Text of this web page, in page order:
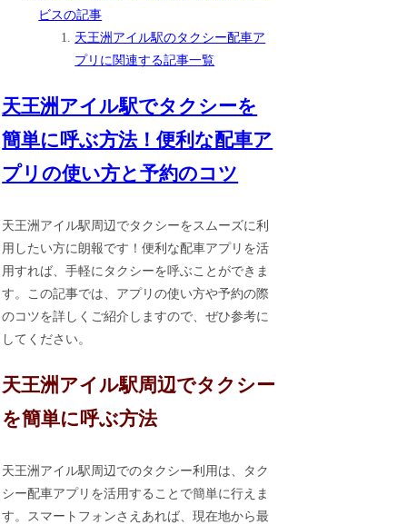
ビスの記事
天王洲アイル駅のタクシー配車ア
プリに関連する記事一覧
天王洲アイル駅でタクシーを
簡単に呼ぶ方法！便利な配車ア
プリの使い方と予約のコツ
天王洲アイル駅周辺でタクシーをスムーズに利
用したい方に朗報です！便利な配車アプリを活
用すれば、手軽にタクシーを呼ぶことができま
す。この記事では、アプリの使い方や予約の際
のコツを詳しくご紹介しますので、ぜひ参考に
してください。
天王洲アイル駅周辺でタクシー
を簡単に呼ぶ方法
天王洲アイル駅周辺でのタクシー利用は、タク
シー配車アプリを活用することで簡単に行えま
す。スマートフォンさえあれば、現在地から最